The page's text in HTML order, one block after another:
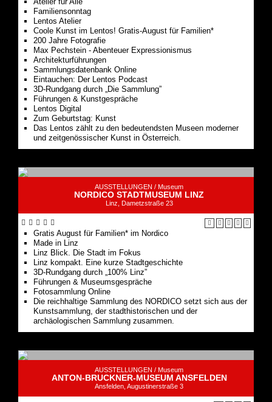
Familiensonntag
Lentos Atelier
Coo­le Kunst im Lentos! Gra­tis-August für Familien*
200 Jah­re Fotografie
Max Pech­stein - Aben­teu­er Expressionismus
Archi­tek­tur­füh­run­gen
Samm­lungs­da­ten­bank Online
Ein­tau­chen: Der Lentos Podcast
3D-Rund­gang durch ​„Die Sammlung”
Füh­run­gen & Kunstgespräche
Lentos Digi­tal
Zum Geburts­tag: Kunst
Das Lentos zählt zu den bedeutendsten Museen moderner
und zeitgenössischer Kunst in Österreich.
AUSSTELLUNGEN / Museum
NORDICO STADTMUSEUM LINZ
Linz, Dametzstraße 23
Gratis August für Familien* im Nordico
Made in Linz
Linz Blick. Die Stadt im Fokus
Linz kompakt. Eine kurze Stadtgeschichte
3D-Rund­gang durch ​„100% Linz”
Führungen & Museumsgespräche
Fotosammlung Online
Die reichhaltige Sammlung des NORDICO setzt sich aus der
Kunstsammlung, der stadthistorischen und der
archäologischen Sammlung zusammen.
AUSSTELLUNGEN / Museum
ANTON-BRUCKNER-MUSEUM ANSFELDEN
Ansfelden, Augustinerstraße 3